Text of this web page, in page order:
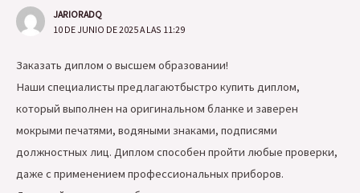
JARIORADQ
10 DE JUNIO DE 2025 A LAS 11:29
Заказать диплом о высшем образовании!
Наши специалисты предлагаютбыстро купить диплом,
который выполнен на оригинальном бланке и заверен
мокрыми печатями, водяными знаками, подписями
должностных лиц. Диплом способен пройти любые проверки,
даже с применением профессиональных приборов.